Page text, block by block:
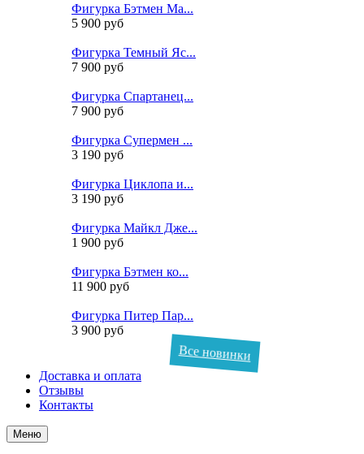
Фигурка Бэтмен Ма...
5 900 руб
Фигурка Темный Яс...
7 900 руб
Фигурка Спартанец...
7 900 руб
Фигурка Супермен ...
3 190 руб
Фигурка Циклопа и...
3 190 руб
Фигурка Майкл Дже...
1 900 руб
Фигурка Бэтмен ко...
11 900 руб
Фигурка Питер Пар...
3 900 руб
Все новинки
Доставка и оплата
Отзывы
Контакты
Меню